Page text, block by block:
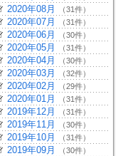
2020年08月 （31件）
2020年07月 （31件）
2020年06月 （30件）
2020年05月 （31件）
2020年04月 （30件）
2020年03月 （32件）
2020年02月 （29件）
2020年01月 （31件）
2019年12月 （31件）
2019年11月 （30件）
2019年10月 （31件）
2019年09月 （30件）